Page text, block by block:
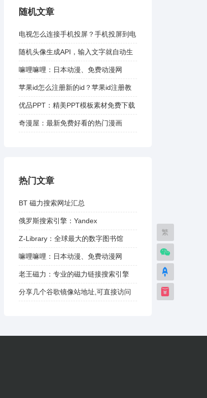
随机文章
电视怎么连接手机投屏？手机投屏到电
视教程
随机头像生成API，输入文字就自动生
成图像
嘛哩嘛哩：日本动漫、免费动漫网
苹果id怎么注册新的id？苹果id注册教
程
优品PPT：精美PPT模板素材免费下载
奇漫屋：最新免费好看的热门漫画
热门文章
BT 磁力搜索网址汇总
俄罗斯搜索引擎：Yandex
Z-Library：全球最大的数字图书馆
嘛哩嘛哩：日本动漫、免费动漫网
老王磁力：专业的磁力链接搜索引擎
分享几个谷歌镜像站地址,可直接访问
繁